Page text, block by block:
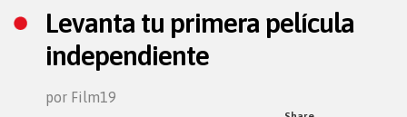
Levanta tu primera película
independiente
por Film19